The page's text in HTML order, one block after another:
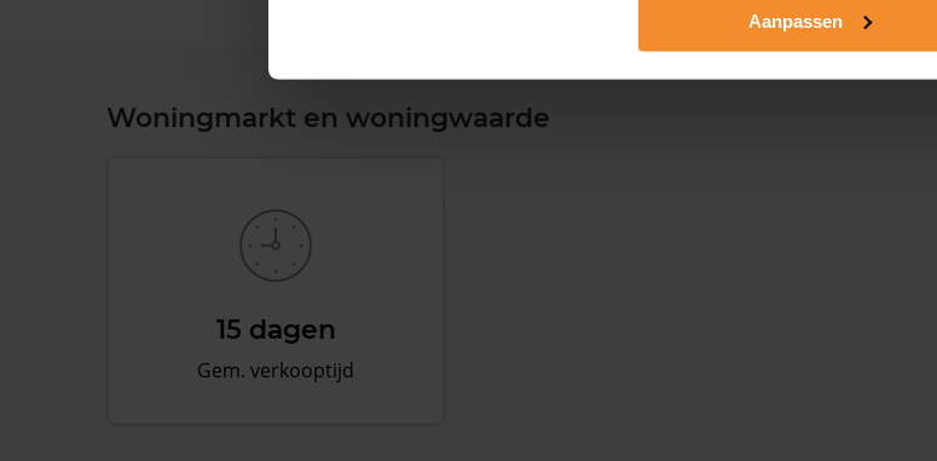
Aanpassen
Woningmarkt en woningwaarde
15 dagen
Gem. verkooptijd